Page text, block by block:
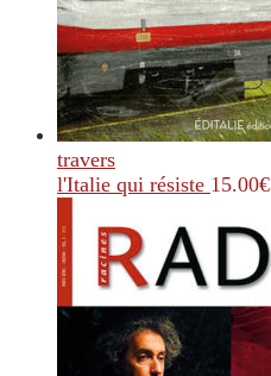
travers
l'Italie qui résiste 15.00€